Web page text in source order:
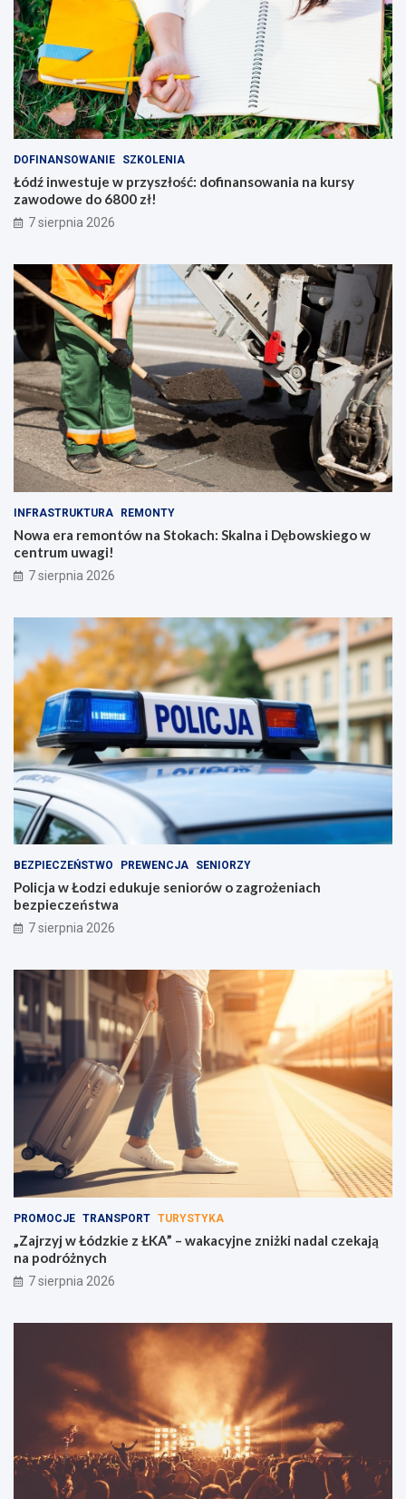
DOFINANSOWANIE SZKOLENIA
Łódź inwestuje w przyszłość: dofinansowania na kursy
zawodowe do 6800 zł!
7 sierpnia 2026
INFRASTRUKTURA REMONTY
Nowa era remontów na Stokach: Skalna i Dębowskiego w
centrum uwagi!
7 sierpnia 2026
BEZPIECZEŃSTWO PREWENCJA SENIORZY
Policja w Łodzi edukuje seniorów o zagrożeniach
bezpieczeństwa
7 sierpnia 2026
PROMOCJE TRANSPORT TURYSTYKA
„Zajrzyj w Łódzkie z ŁKA” – wakacyjne zniżki nadal czekają
na podróżnych
7 sierpnia 2026